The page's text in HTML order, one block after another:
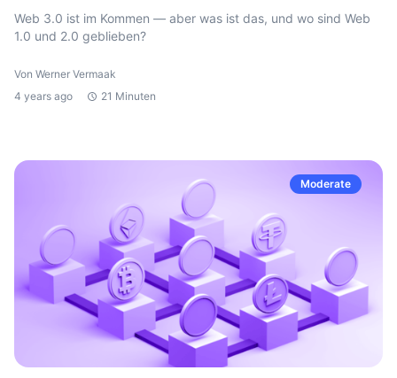
Web 3.0 ist im Kommen — aber was ist das, und wo sind Web
1.0 und 2.0 geblieben?
Von Werner Vermaak
4 years ago
21 Minuten
Moderate